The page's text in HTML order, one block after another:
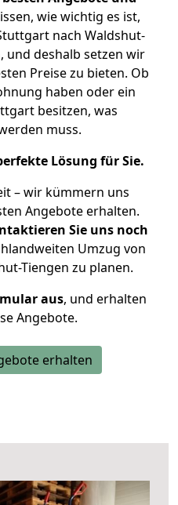
wie wichtig es ist,
nach Waldshut-
und deshalb setzen wir
Preise zu bieten. Ob
haben oder ein
besitzen, was
muss.
Lösung für Sie.
– wir kümmern uns
Angebote erhalten.
Sie uns noch
Umzug von
Tiengen zu planen.
aus, und erhalten
Angebote.
erhalten